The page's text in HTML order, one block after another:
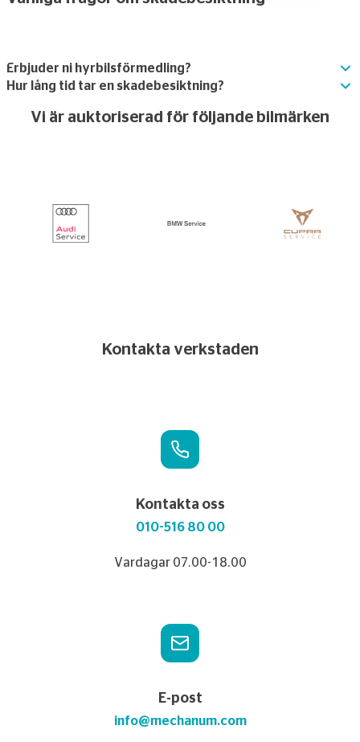
Erbjuder ni hyrbilsförmedling?
Hur lång tid tar en skadebesiktning?
Vi är auktoriserad för följande bilmärken
Kontakta verkstaden
Kontakta oss
010-516 80 00
Vardagar 07.00-18.00
E-post
info@mechanum.com